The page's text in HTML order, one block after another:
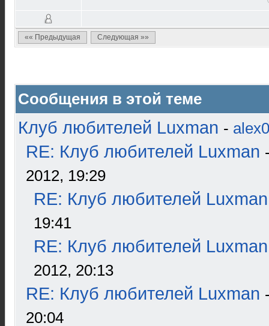
«« Предыдущая Следующая »»
Сообщения в этой теме
Клуб любителей Luxman -
RE: Клуб любителей Luxman
2012, 19:29
RE: Клуб любителей Luxman
19:41
RE: Клуб любителей Luxman
2012, 20:13
RE: Клуб любителей Luxman
20:04